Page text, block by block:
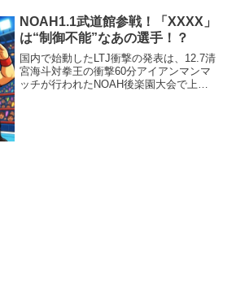
の二つのユニットに両団体の黙ってられ
ない性分の（笑）論客が揃...
NOAH1.1武道館参戦！「XXXX」
は“制御不能”なあの選手！？
国内で始動したLTJ衝撃の発表は、12.7清
宮海斗対拳王の衝撃60分アイアンマンマ
ッチが行われたNOAH後楽園大会で上が